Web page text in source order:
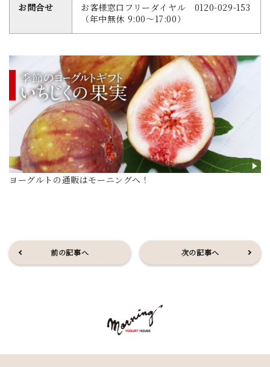
お問合せ
お客様窓口フリーダイヤル 0120-029-153
（年中無休 9:00～17:00）
ヨーグルトの通販はモーニングへ！
前の記事へ 次の記事へ